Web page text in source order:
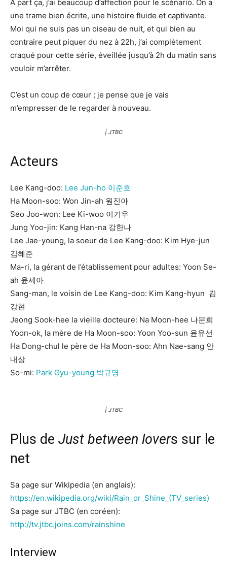
A part ça, j’ai beaucoup d’affection pour le scénario. On a
une trame bien écrite, une histoire fluide et captivante.
Moi qui ne suis pas un oiseau de nuit, et qui bien au
contraire peut piquer du nez à 22h, j’ai complètement
craqué pour cette série, éveillée jusqu’à 2h du matin sans
vouloir m’arrêter.
C’est un coup de cœur ; je pense que je vais
m’empresser de le regarder à nouveau.
| JTBC
Acteurs
Lee Kang-doo: Lee Jun-ho 이준호
Ha Moon-soo: Won Jin-ah 원진아
Seo Joo-won: Lee Ki-woo 이기우
Jung Yoo-jin: Kang Han-na 강한나
Lee Jae-young, la soeur de Lee Kang-doo: Kim Hye-jun
김혜준
Ma-ri, la gérant de l’établissement pour adultes: Yoon Se-
ah 윤세아
Sang-man, le voisin de Lee Kang-doo: Kim Kang-hyun 김
강현
Jeong Sook-hee la vieille docteure: Na Moon-hee 나문희
Yoon-ok, la mère de Ha Moon-soo: Yoon Yoo-sun 윤유선
Ha Dong-chul le père de Ha Moon-soo: Ahn Nae-sang 안
내상
So-mi: Park Gyu-young 박규영
| JTBC
Plus de Just between lovers sur le
net
Sa page sur Wikipedia (en anglais):
https://en.wikipedia.org/wiki/Rain_or_Shine_(TV_series)
Sa page sur JTBC (en coréen):
http://tv.jtbc.joins.com/rainshine
Interview